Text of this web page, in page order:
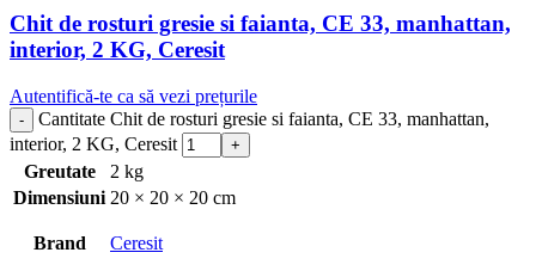
Chit de rosturi gresie si faianta, CE 33, manhattan,
interior, 2 KG, Ceresit
Autentifică-te ca să vezi prețurile
Cantitate Chit de rosturi gresie si faianta, CE 33, manhattan,
interior, 2 KG, Ceresit
Greutate
2 kg
Dimensiuni 20 × 20 × 20 cm
Brand Ceresit